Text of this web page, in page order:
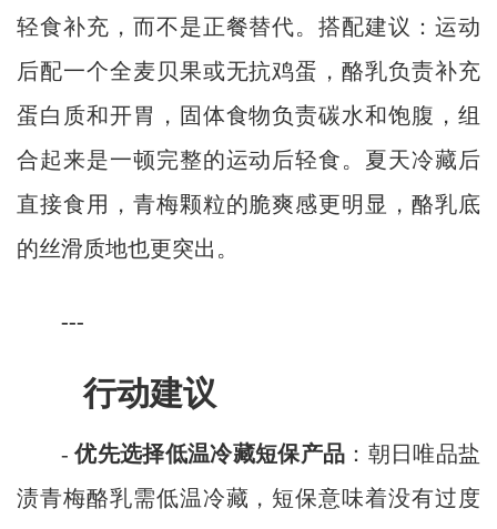
轻食补充，而不是正餐替代。搭配建议：运动
后配一个全麦贝果或无抗鸡蛋，酪乳负责补充
蛋白质和开胃，固体食物负责碳水和饱腹，组
合起来是一顿完整的运动后轻食。夏天冷藏后
直接食用，青梅颗粒的脆爽感更明显，酪乳底
的丝滑质地也更突出。
---
行动建议
-优先选择低温冷藏短保产品 ：朝日唯品盐
渍青梅酪乳需低温冷藏，短保意味着没有过度